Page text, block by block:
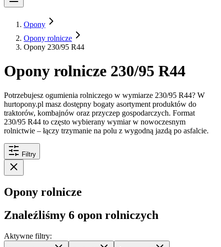
Opony
Opony rolnicze
Opony 230/95 R44
Opony rolnicze 230/95 R44
Potrzebujesz ogumienia rolniczego w wymiarze 230/95 R44? W
hurtopony.pl masz dostępny bogaty asortyment produktów do
traktorów, kombajnów oraz przyczep gospodarczych. Format
230/95 R44 to często wybierany wymiar w nowoczesnym
rolnictwie – łączy trzymanie na polu z wygodną jazdą po asfalcie.
Filtry
Opony rolnicze
Znaleźliśmy 6 opon rolniczych
Aktywne filtry: